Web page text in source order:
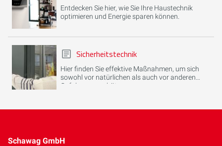
Entdecken Sie hier, wie Sie Ihre Haustechnik
optimieren und Energie sparen können.
Sicherheitstechnik
Hier finden Sie effektive Maßnahmen, um sich
sowohl vor natürlichen als auch vor anderen
Gefahren zu schützen.
Schawag GmbH